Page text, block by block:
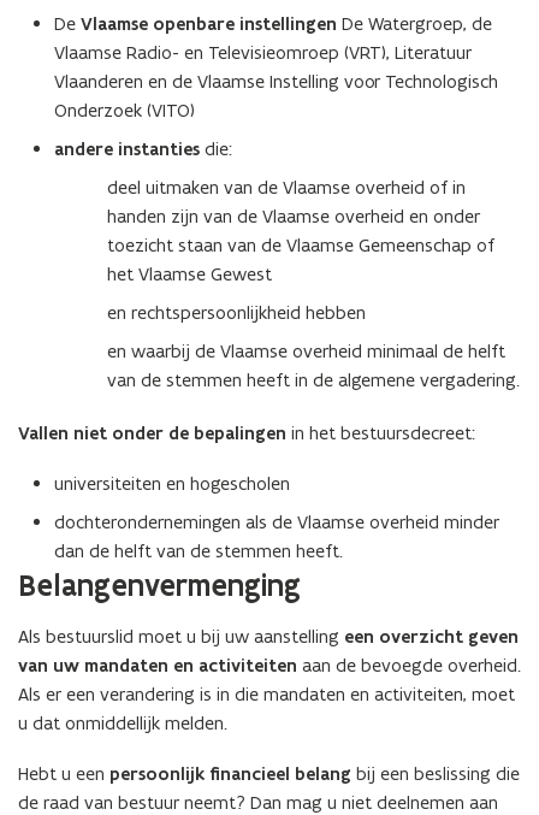
p
n
t
i
n
n
u
w
e
n
t
e
r
De Vlaamse openbare instellingen De Watergroep, de
Vlaamse Radio- en Televisieomroep (VRT), Literatuur
Vlaanderen en de Vlaamse Instelling voor Technologisch
Onderzoek (VITO)
andere instanties die:
deel uitmaken van de Vlaamse overheid of in
handen zijn van de Vlaamse overheid en onder
toezicht staan van de Vlaamse Gemeenschap of
het Vlaamse Gewest
en rechtspersoonlijkheid hebben
en waarbij de Vlaamse overheid minimaal de helft
van de stemmen heeft in de algemene vergadering.
Vallen niet onder de bepalingen in het bestuursdecreet:
universiteiten en hogescholen
dochterondernemingen als de Vlaamse overheid minder
dan de helft van de stemmen heeft.
Belangenvermenging
Als bestuurslid moet u bij uw aanstelling een overzicht geven
van uw mandaten en activiteiten aan de bevoegde overheid.
Als er een verandering is in die mandaten en activiteiten, moet
u dat onmiddellijk melden.
Hebt u een persoonlijk financieel belang bij een beslissing die
de raad van bestuur neemt? Dan mag u niet deelnemen aan